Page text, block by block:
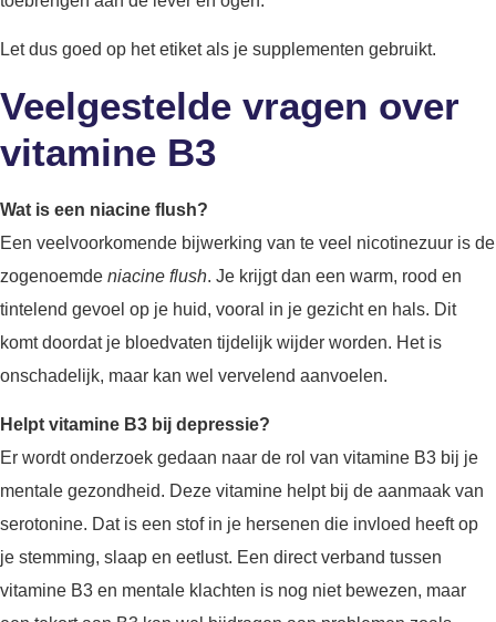
Let dus goed op het etiket als je supplementen gebruikt.
Veelgestelde vragen over
vitamine B3
Wat is een niacine flush?
Een veelvoorkomende bijwerking van te veel nicotinezuur is de
zogenoemde niacine flush. Je krijgt dan een warm, rood en
tintelend gevoel op je huid, vooral in je gezicht en hals. Dit
komt doordat je bloedvaten tijdelijk wijder worden. Het is
onschadelijk, maar kan wel vervelend aanvoelen.
Helpt vitamine B3 bij depressie?
Er wordt onderzoek gedaan naar de rol van vitamine B3 bij je
mentale gezondheid. Deze vitamine helpt bij de aanmaak van
serotonine. Dat is een stof in je hersenen die invloed heeft op
je stemming, slaap en eetlust. Een direct verband tussen
vitamine B3 en mentale klachten is nog niet bewezen, maar